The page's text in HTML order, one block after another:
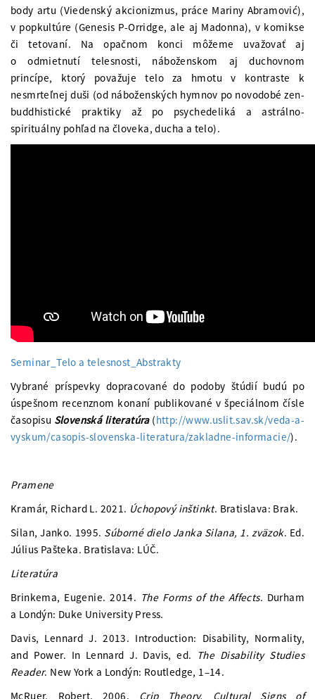
body artu (Viedenský akcionizmus, práce Mariny Abramović),
v popkultúre (Genesis P-Orridge, ale aj Madonna), v komikse
či tetovaní. Na opačnom konci môžeme uvažovať aj
o odmietnutí telesnosti, náboženskom aj duchovnom
princípe, ktorý považuje telo za hmotu v kontraste k
nesmrteľnej duši (od náboženských hymnov po novodobé zen-
buddhistické praktiky až po psychedeliká a astrálno-
spirituálny pohľad na človeka, ducha a telo).
Seminar_Telo a telesnost_Abstrakty
Vybrané príspevky dopracované do podoby štúdií budú po
úspešnom recenznom konaní publikované v špeciálnom čísle
časopisu Slovenská literatúra(http://www.uslit.sav.sk/veda-a-
vyskum/casopis-slovenska-literatura/zakladne-informacie/).
Pramene
Kramár, Richard L. 2021. Úchopový inštinkt. Bratislava: Brak.
Silan, Janko. 1995. Súborné dielo Janka Silana, 1. zväzok. Ed.
Július Pašteka. Bratislava: LÚČ.
Literatúra
Brinkema, Eugenie. 2014. The Forms of the Affects. Durham
a Londýn: Duke University Press.
Davis, Lennard J. 2013. Introduction: Disability, Normality,
and Power. In Lennard J. Davis, ed. The Disability Studies
Reader. New York a Londýn: Routledge, 1–14.
McRuer, Robert. 2006. Crip Theory. Cultural Signs of